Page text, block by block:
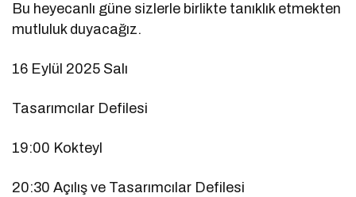
Bu heyecanlı güne sizlerle birlikte tanıklık etmekten
mutluluk duyacağız.
16 Eylül 2025 Salı
Tasarımcılar Defilesi
19:00 Kokteyl
20:30 Açılış ve Tasarımcılar Defilesi